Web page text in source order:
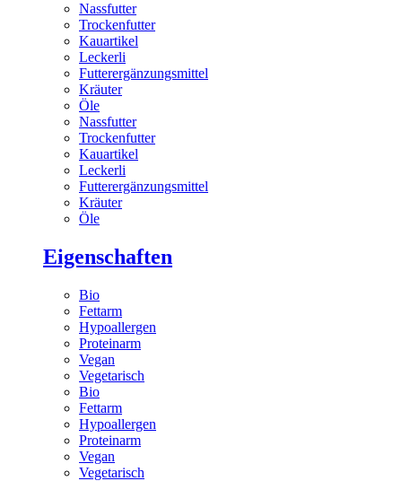
Nassfutter
Trockenfutter
Kauartikel
Leckerli
Futterergänzungsmittel
Kräuter
Öle
Nassfutter
Trockenfutter
Kauartikel
Leckerli
Futterergänzungsmittel
Kräuter
Öle
Eigenschaften
Bio
Fettarm
Hypoallergen
Proteinarm
Vegan
Vegetarisch
Bio
Fettarm
Hypoallergen
Proteinarm
Vegan
Vegetarisch